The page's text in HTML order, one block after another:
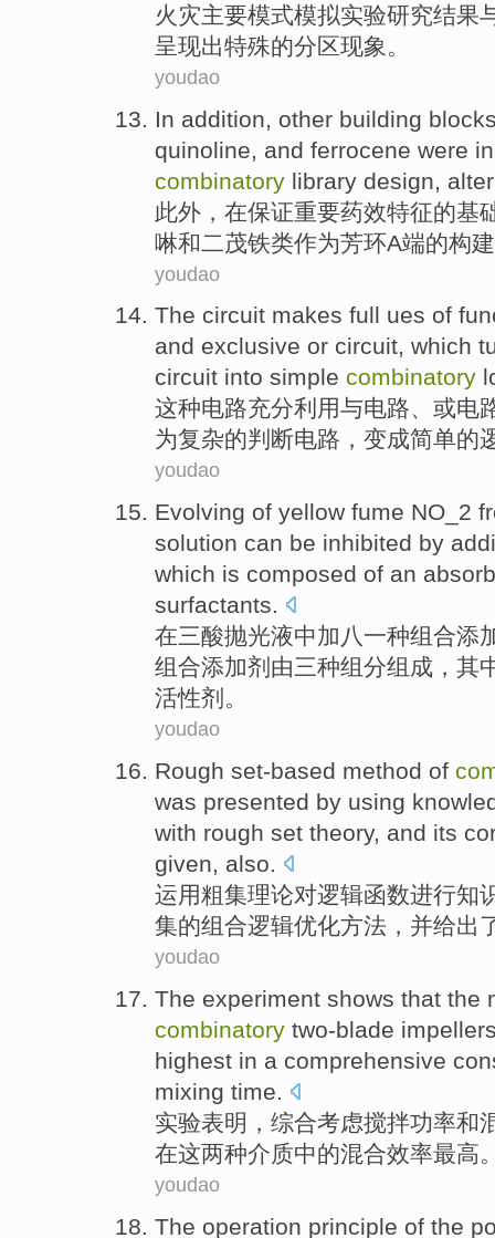
火灾主要模式模拟实验研究结果
呈现出特殊的分区现象。
youdao
In addition , other building
quinoline, and ferrocene were
combinatory library design,
此外 ，在保证重要药效特征的基
啉和 二茂铁类作为芳环A端的构建
youdao
The circuit makes full ues of
and exclusive or circuit, which
circuit into simple combinatory
这种电路充分利用与电路、 或电
为复杂的判断电路， 变成简单的
youdao
Evolving of yellow fume NO_2
solution can be inhibited by
which is composed of an
surfactants.
在三酸抛光液中加八一种组合添
组合添加剂 由三种组分组成 ， 其
活性剂 。
youdao
Rough set-based method of
was presented by using
with rough set theory, and its
given, also.
运用粗集理论对逻辑函数进行知
集的组合逻辑优化方法， 并给出
youdao
The experiment shows that the
combinatory two-blade
highest in a comprehensive
mixing time.
实验表明 ， 综合考虑搅拌功率和
在这两种介质中的混合效率最高
youdao
The operation principle of the